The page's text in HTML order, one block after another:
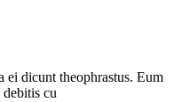
ei dicunt theophrastus. Eum
cu